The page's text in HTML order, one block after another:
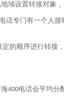
域设置转接对象
话专门有一个人接
的顺序进行转接
400电话会平均分